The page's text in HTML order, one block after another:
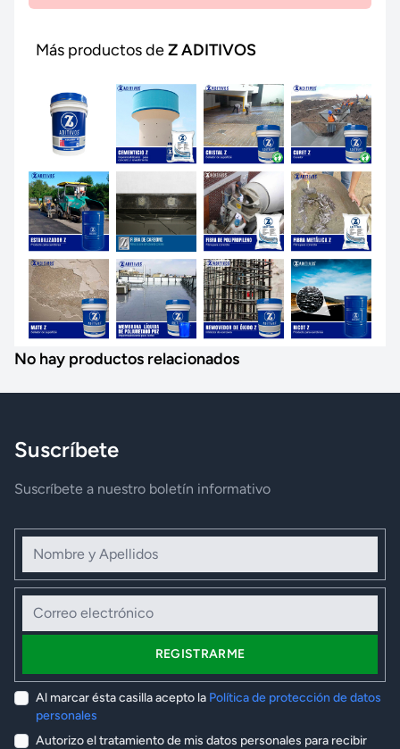
Más productos deZ ADITIVOS
No hay productos relacionados
Suscríbete
Suscríbete a nuestro boletín informativo
Nombre y Apellidos
Correo electrónico
REGISTRARME
Al marcar ésta casilla acepto la Política de protección de datos
personales
Autorizo el tratamiento de mis datos personales para recibir